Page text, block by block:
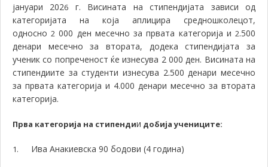
јануари 2026 г. Висината на стипендијата зависи од
категоријата на која аплицира средношколецот,
односно2 000 ден месечно за првата категорија и2.500
денари месечно за втората, додека стипендијата за
ученик со попреченост ќе изнесува 2 000 ден. Висината на
стипендиите за студенти изнесува 2.500 денари месечно
за првата категорија и 4.000 денари месечно за втората
категорија.
Прва категорија на стипендии добија учениците:
1. Ива Анакиевска 90 бодови (4 година)